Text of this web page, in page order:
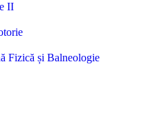
II
Fizică și Balneologie